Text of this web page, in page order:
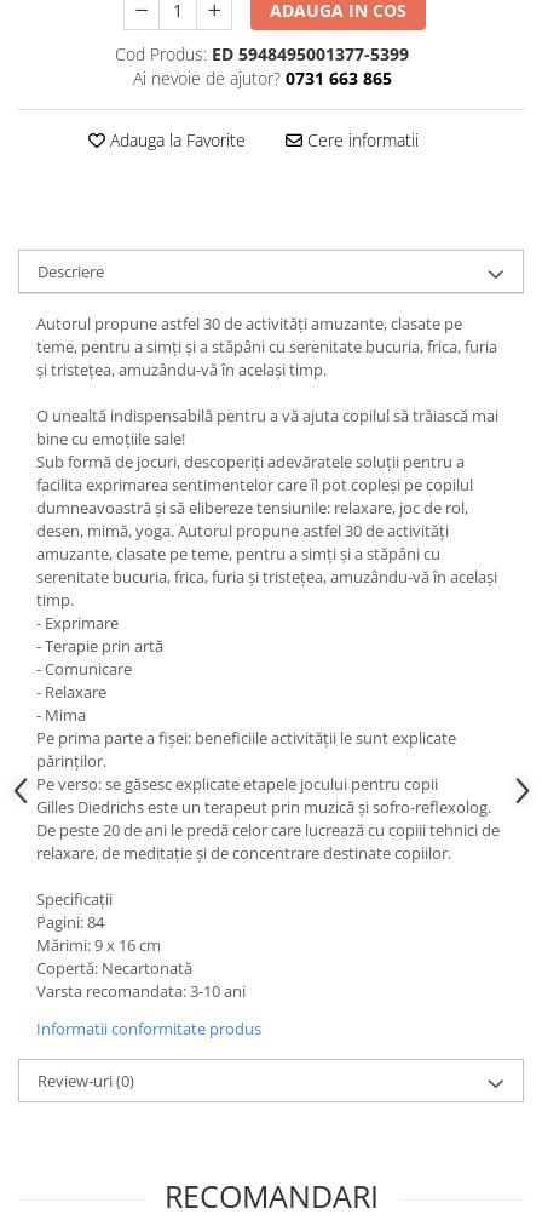
ADAUGA IN COS
Cod Produs: ED 5948495001377-5399
Ai nevoie de ajutor? 0731 663 865
Adauga la Favorite Cere informatii
Descriere
Autorul propune astfel 30 de activități amuzante, clasate pe
teme, pentru a simți și a stăpâni cu serenitate bucuria, frica, furia
și tristețea, amuzându-vă în același timp.
O unealtă indispensabilă pentru a vă ajuta copilul să trăiască mai
bine cu emoțiile sale!
Sub formă de jocuri, descoperiți adevăratele soluții pentru a
facilita exprimarea sentimentelor care îl pot copleși pe copilul
dumneavoastră și să elibereze tensiunile: relaxare, joc de rol,
desen, mimă, yoga. Autorul propune astfel 30 de activități
amuzante, clasate pe teme, pentru a simți și a stăpâni cu
serenitate bucuria, frica, furia și tristețea, amuzându-vă în același
timp.
- Exprimare
- Terapie prin artă
- Comunicare
- Relaxare
- Mima
Pe prima parte a fișei: beneficiile activității le sunt explicate
părinților.
Pe verso: se găsesc explicate etapele jocului pentru copii
Gilles Diedrichs este un terapeut prin muzică și sofro-reflexolog.
De peste 20 de ani le predă celor care lucrează cu copiii tehnici de
relaxare, de meditație și de concentrare destinate copiilor.
Specificații
Pagini: 84
Mărimi: 9 x 16 cm
Copertă: Necartonată
Varsta recomandata: 3-10 ani
Informatii conformitate produs
Review-uri(0)
RECOMANDARI